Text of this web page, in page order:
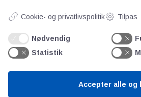
Cookie- og privatlivspolitik Tilpas
Nødvendig
Statistik
Accepter alle og